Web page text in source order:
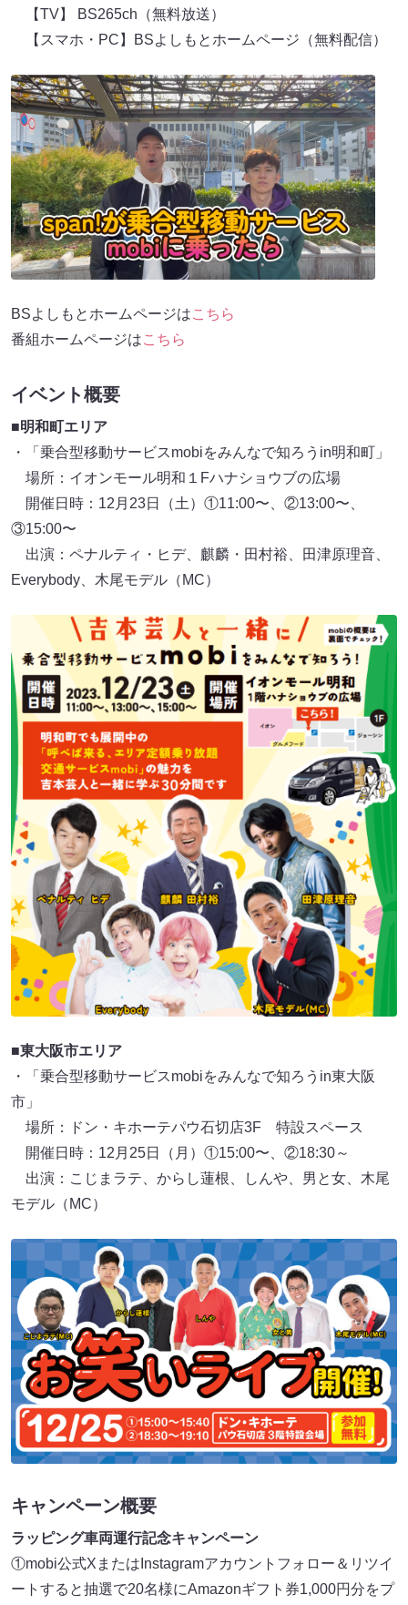
【TV】 BS265ch（無料放送）
【スマホ・PC】BSよしもとホームページ（無料配信）
BSよしもとホームページはこちら
番組ホームページはこちら
イベント概要
■明和町エリア
・「乗合型移動サービスmobiをみんなで知ろうin明和町」
場所：イオンモール明和１Fハナショウブの広場
開催日時：12月23日（土）①11:00〜、②13:00〜、
③15:00〜
出演：ペナルティ・ヒデ、麒麟・田村裕、田津原理音、
Everybody、木尾モデル（MC）
■東大阪市エリア
・「乗合型移動サービスmobiをみんなで知ろうin東大阪
市」
場所：ドン・キホーテパウ石切店3F 特設スペース
開催日時：12月25日（月）①15:00〜、②18:30～
出演：こじまラテ、からし蓮根、しんや、男と女、木尾
モデル（MC）
キャンペーン概要
ラッピング車両運行記念キャンペーン
①mobi公式XまたはInstagramアカウントフォロー＆リツイ
ートすると抽選で20名様にAmazonギフト券1,000円分をプ